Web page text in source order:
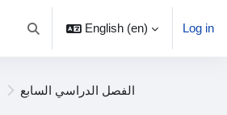
Toggle search input
English ‎(en)‎ Log in
الفصل الدراسي السابع